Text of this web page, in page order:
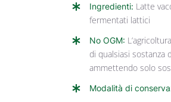
Ingredienti: Latte
fermentati lattici
No OGM:
di qualsiasi sostanza
ammettendo solo
Modalità di